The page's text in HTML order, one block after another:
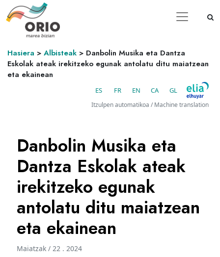
Hasiera > Albisteak > Danbolin Musika eta Dantza
Eskolak ateak irekitzeko egunak antolatu ditu maiatzean
eta ekainean
ES FR EN CA GL
Itzulpen automatikoa / Machine translation
Danbolin Musika eta
Dantza Eskolak ateak
irekitzeko egunak
antolatu ditu maiatzean
eta ekainean
Maiatzak / 22 . 2024